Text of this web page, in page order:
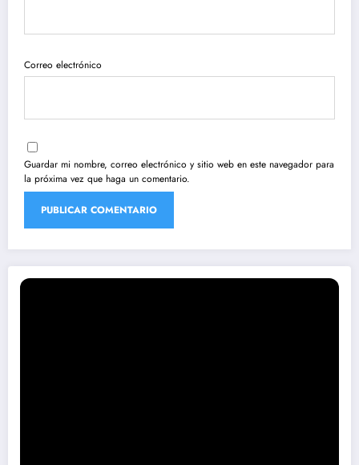
Correo electrónico
Guardar mi nombre, correo electrónico y sitio web en este navegador para
la próxima vez que haga un comentario.